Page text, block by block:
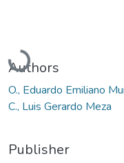
Loading...
Authors
O., Eduardo Emiliano
C., Luis Gerardo Meza
Publisher